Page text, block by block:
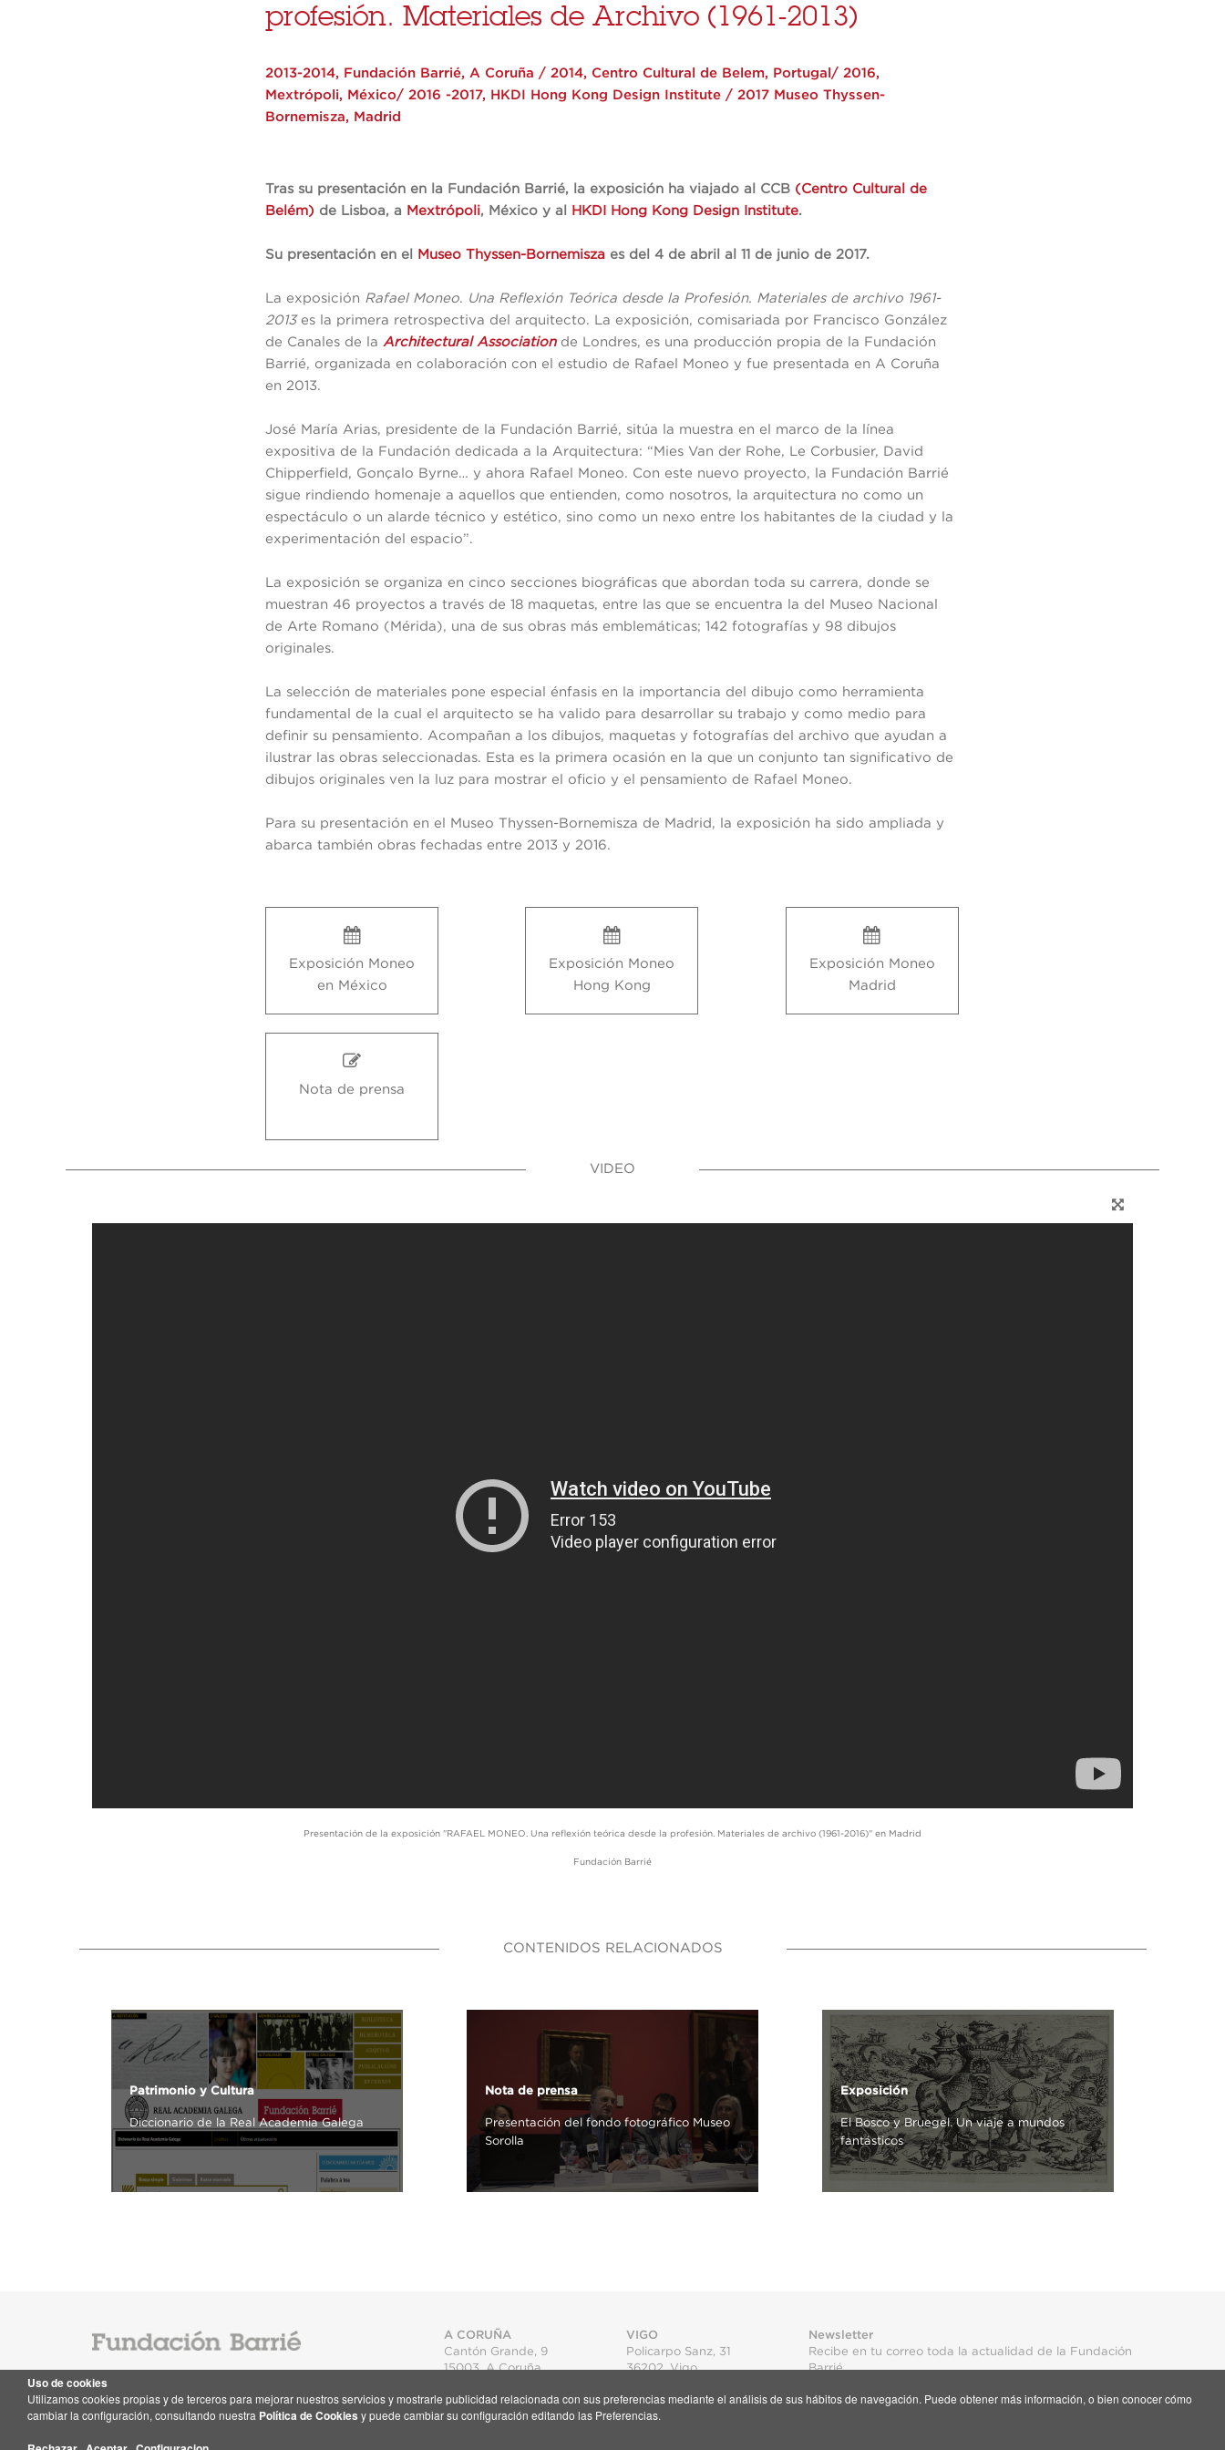
profesión. Materiales de Archivo (1961-2013)
2013-2014, Fundación Barrié, A Coruña / 2014, Centro Cultural de Belem, Portugal/ 2016,
Mextrópoli, México/ 2016 -2017, HKDI Hong Kong Design Institute / 2017 Museo Thyssen-
Bornemisza, Madrid
Tras su presentación en la Fundación Barrié, la exposición ha viajado al CCB (Centro Cultural de
Belém) de Lisboa, a Mextrópoli, México y a HKDI Hong Kong Design Institute.
Su presentación en el Museo Thyssen-Bornemisza es del 4 de abril al 11 de junio de 2017.
La exposición Rafael Moneo. Una Reflexión Teórica desde la Profesión. Materiales de archivo 1961-
2013 es la primera retrospectiva del arquitecto. La exposición, comisariada por Francisco González
de Canales de la Architectural Associationde Londres, es una producción propia de la Fundación
Barrié, organizada en colaboración con el estudio de Rafael Moneo y fue presentada en A Coruña
en 2013.
José María Arias, presidente de la Fundación Barrié, sitúa la muestra en el marco de la línea
expositiva de la Fundación dedicada a la Arquitectura: “Mies Van der Rohe, Le Corbusier, David
Chipperfield, Gonçalo Byrne… y ahora Rafael Moneo. Con este nuevo proyecto, la Fundación Barrié
sigue rindiendo homenaje a aquellos que entienden, como nosotros, la arquitectura no como un
espectáculo o un alarde técnico y estético, sino como un nexo entre los habitantes de la ciudad y la
experimentación del espacio”.
La exposición se organiza en cinco secciones biográficas que abordan toda su carrera, donde se
muestran 46 proyectos a través de 18 maquetas, entre las que se encuentra la del Museo Nacional
de Arte Romano (Mérida), una de sus obras más emblemáticas; 142 fotografías y 98 dibujos
originales.
La selección de materiales pone especial énfasis en la importancia del dibujo como herramienta
fundamental de la cual el arquitecto se ha valido para desarrollar su trabajo y como medio para
definir su pensamiento. Acompañan a los dibujos, maquetas y fotografías del archivo que ayudan a
ilustrar las obras seleccionadas. Esta es la primera ocasión en la que un conjunto tan significativo de
dibujos originales ven la luz para mostrar el oficio y el pensamiento de Rafael Moneo.
Para su presentación en el Museo Thyssen-Bornemisza de Madrid, la exposición ha sido ampliada y
abarca también obras fechadas entre 2013 y 2016.
Exposición Moneo
en México
Exposición Moneo
Hong Kong
Exposición Moneo
Madrid
Nota de prensa
VIDEO
Presentación de la exposición "RAFAEL MONEO. Una reflexión teórica desde la profesión. Materiales de archivo (1961-2016)" en Madrid
Fundación Barrié
CONTENIDOS RELACIONADOS
Patrimonio y Cultura
Diccionario de la Real Academia Galega
Nota de prensa
Presentación del fondo fotográfico Museo
Sorolla
Exposición
El Bosco y Bruegel. Un viaje a mundos
fantásticos
Contacto
A CORUÑA
Cantón Grande, 9
15003,A Coruña
Mapa
VIGO
Policarpo Sanz, 31
36202,Vigo
Mapa
Newsletter
Recibe en tu correo toda la actualidad de la Fundación
Barrié
Suscríbete aquí
Uso de cookies
Utilizamos cookies propias y de terceros para mejorar nuestros servicios y mostrarle publicidad relacionada con sus preferencias mediante el análisis de sus hábitos de navegación. Puede obtener más información, o bien conocer cómo
cambiar la configuración, consultando nuestra Política de Cookies y puede cambiar su configuración editando las Preferencias.